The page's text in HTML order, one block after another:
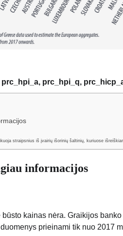
prc_hpi_q,
straipsnius iš įvairių išorinių šaltinių, kuriuose
informacijos
kainas nėra. Graikijos
prieinami tik nuo 2017